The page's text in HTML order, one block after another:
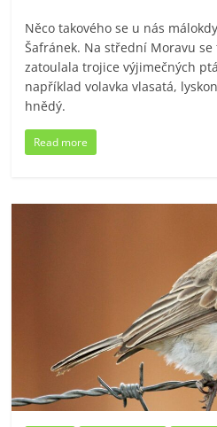
Něco takového se u nás
Šafránek. Na střední Moravu
zatoulala trojice výjimečných
například volavka vlasatá,
hnědý.
Read more